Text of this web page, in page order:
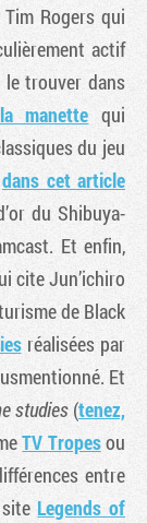
Rogers qui
actif
le trouver dans
manette qui
du jeu
dans cet article
du Shibuya-
Et enfin,
cite Jun’ichiro
de Black
réalisées par
Et
studies(tenez,
TV Tropesou
entre
Legends of